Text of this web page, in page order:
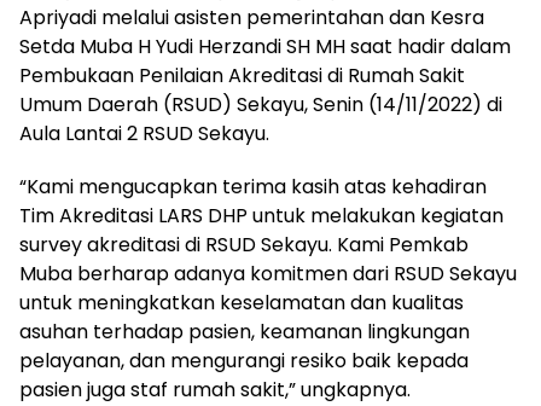
Apriyadi melalui asisten pemerintahan dan Kesra
Setda Muba H Yudi Herzandi SH MH saat hadir dalam
Pembukaan Penilaian Akreditasi di Rumah Sakit
Umum Daerah (RSUD) Sekayu, Senin (14/11/2022) di
Aula Lantai 2 RSUD Sekayu.
“Kami mengucapkan terima kasih atas kehadiran
Tim Akreditasi LARS DHP untuk melakukan kegiatan
survey akreditasi di RSUD Sekayu. Kami Pemkab
Muba berharap adanya komitmen dari RSUD Sekayu
untuk meningkatkan keselamatan dan kualitas
asuhan terhadap pasien, keamanan lingkungan
pelayanan, dan mengurangi resiko baik kepada
pasien juga staf rumah sakit,” ungkapnya.